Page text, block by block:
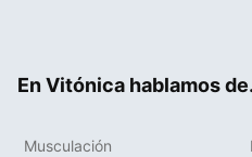
En Vitónica hablamos
Musculación